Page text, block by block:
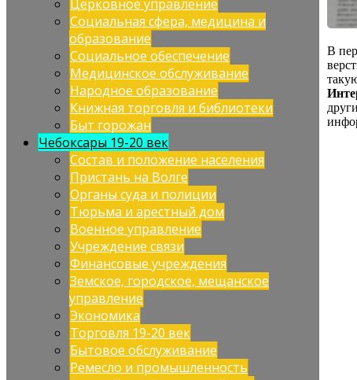
Церковное управление
Социальная сфера, медицина и
образование
Социальное обеспечение
Медицинское обслуживание
Народное образование
Книжная торговля и библиотеки
Быт горожан
Чебоксары 19-20 век
Состав и положение населения
Пристань на Волге
Органы суда и полиции
Тюрьма и арестный дом
Военное управление
Учреждение связи
Финансовые учреждения
Земское, городское, мещанское
управление
Экономика
Торговля 19-20 век
Бытовое обслуживание
Ремесло и промышленность
В